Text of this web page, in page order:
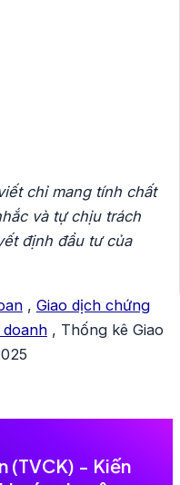
chỉ mang tính chất
và tự chịu trách
định đầu tư của
, Giao dịch chứng
, Thống kê Giao
(TVCK) - Kiến